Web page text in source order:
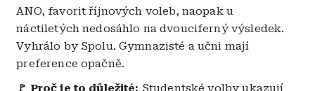
ANO, favorit říjnových voleb, naopak u
náctiletých nedosáhlo na dvouciferný výsledek.
Vyhrálo by Spolu. Gymnazisté a učni mají
preference opačně.
🚩 Proč je to důležité: Studentské volby ukazují